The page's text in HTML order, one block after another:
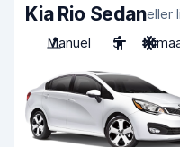
Kia Rio Sedaneller
Manuel
5